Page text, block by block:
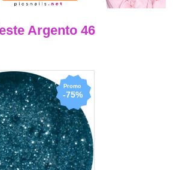
Argento 46
-75%